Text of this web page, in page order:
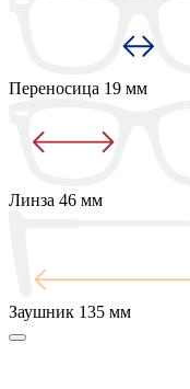
Переносица 19 мм
Линза 46 мм
Заушник 135 мм